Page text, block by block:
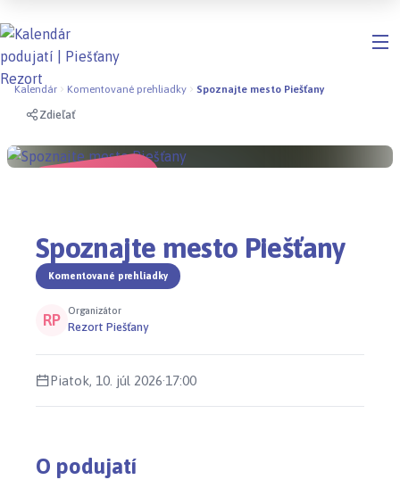
Kalendár Komentované prehliadky Spoznajte mesto Piešťany
Zdieľať
Spoznajte mesto Piešťany
Komentované prehliadky
RP Organizátor
Rezort Piešťany
Piatok, 10. júl 2026·17:00
O podujatí